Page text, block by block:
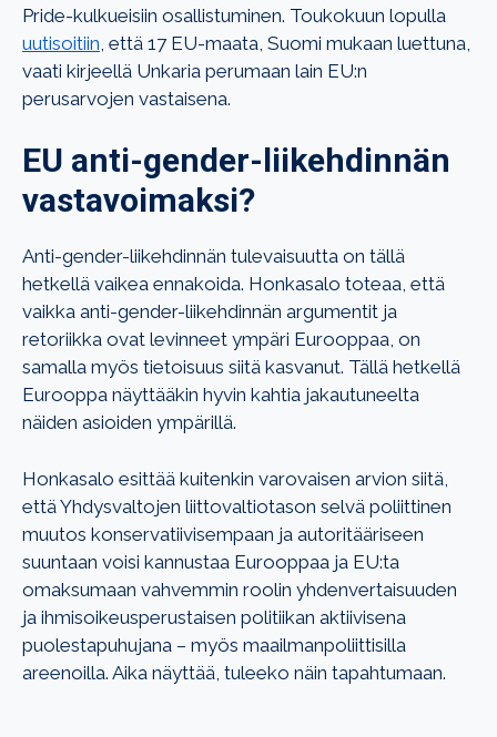
Pride-kulkueisiin osallistuminen. Toukokuun lopulla
uutisoitiin , että 17 EU-maata, Suomi mukaan luettuna,
vaati kirjeellä Unkaria perumaan lain EU:n
perusarvojen vastaisena.
EU anti-gender-liikehdinnän
vastavoimaksi?
Anti-gender-liikehdinnän tulevaisuutta on tällä
hetkellä vaikea ennakoida. Honkasalo toteaa, että
vaikka anti-gender-liikehdinnän argumentit ja
retoriikka ovat levinneet ympäri Eurooppaa, on
samalla myös tietoisuus siitä kasvanut. Tällä hetkellä
Eurooppa näyttääkin hyvin kahtia jakautuneelta
näiden asioiden ympärillä.
Honkasalo esittää kuitenkin varovaisen arvion siitä,
että Yhdysvaltojen liittovaltiotason selvä poliittinen
muutos konservatiivisempaan ja autoritääriseen
suuntaan voisi kannustaa Eurooppaa ja EU:ta
omaksumaan vahvemmin roolin yhdenvertaisuuden
ja ihmisoikeusperustaisen politiikan aktiivisena
puolestapuhujana – myös maailmanpoliittisilla
areenoilla. Aika näyttää, tuleeko näin tapahtumaan.